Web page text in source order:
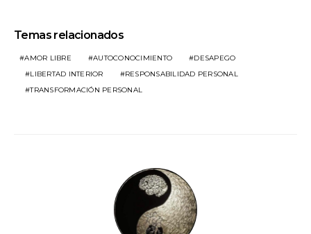
Temas relacionados
AMOR LIBRE AUTOCONOCIMIENTO
DESAPEGO
LIBERTAD INTERIOR
RESPONSABILIDAD PERSONAL
TRANSFORMACIÓN PERSONAL